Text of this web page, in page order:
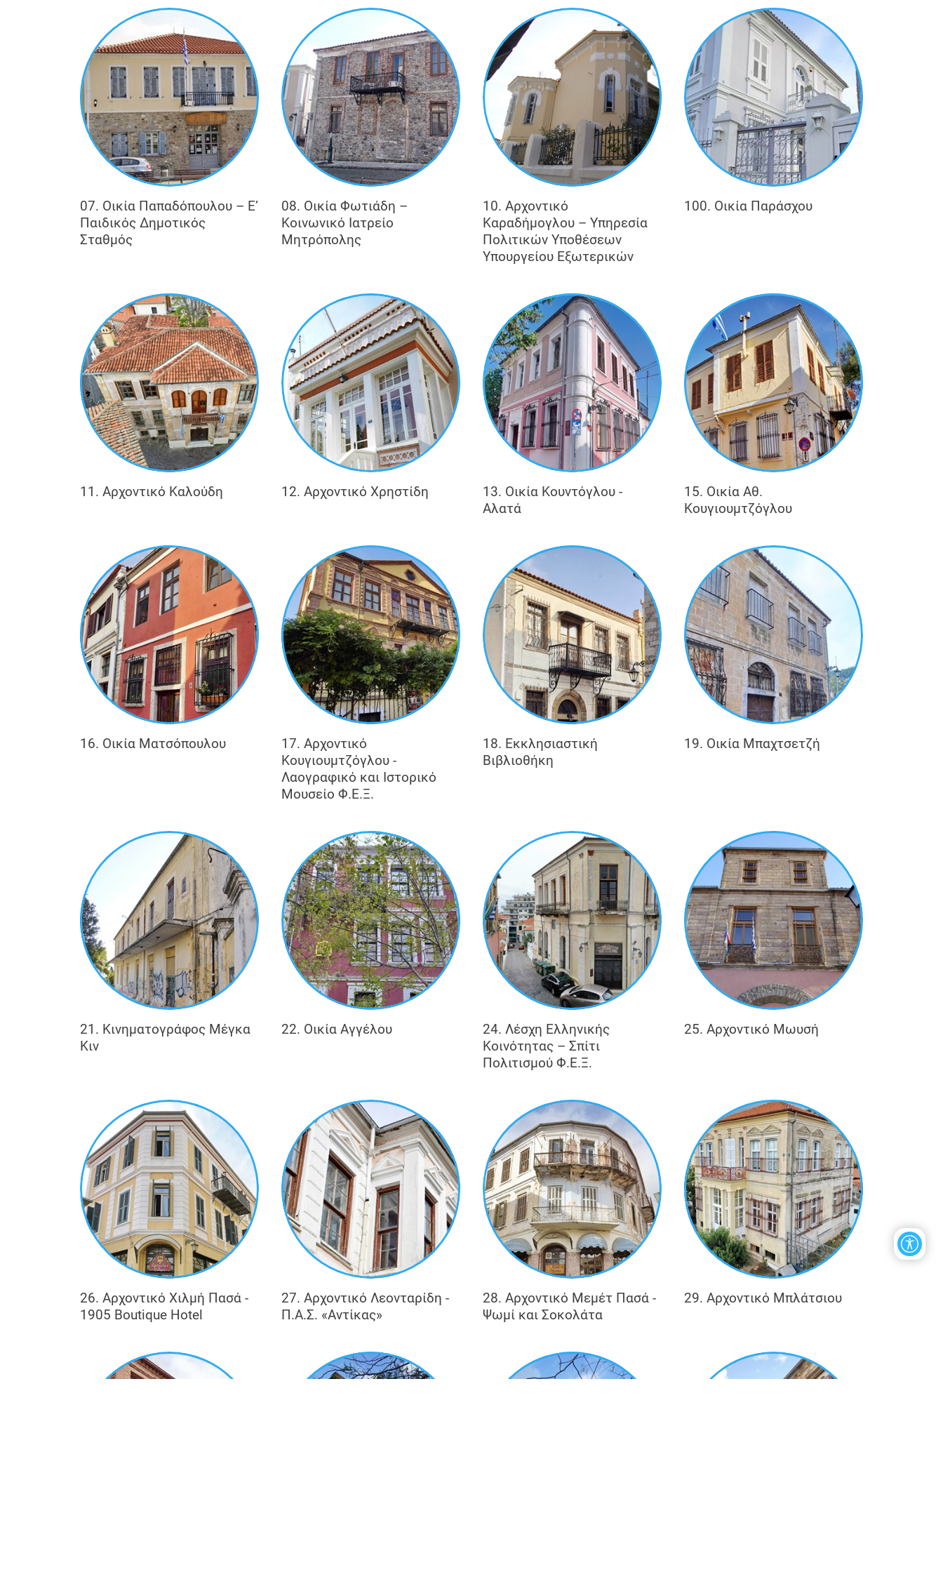
07. Οικία Παπαδόπουλου – Ε’
Παιδικός Δημοτικός
Σταθμός
08. Οικία Φωτιάδη –
Κοινωνικό Ιατρείο
Μητρόπολης
10. Αρχοντικό
Καραδήμογλου – Υπηρεσία
Πολιτικών Υποθέσεων
Υπουργείου Εξωτερικών
100. Οικία Παράσχου
11. Αρχοντικό Καλούδη 12. Αρχοντικό Χρηστίδη
13. Οικία Κουντόγλου -
Αλατά
15. Οικία Αθ.
Κουγιουμτζόγλου
16. Οικία Ματσόπουλου
17. Αρχοντικό
Κουγιουμτζόγλου -
Λαογραφικό και Ιστορικό
Μουσείο Φ.Ε.Ξ.
18. Εκκλησιαστική
Βιβλιοθήκη
19. Οικία Μπαχτσετζή
21. Κινηματογράφος Μέγκα
Κιν
22. Οικία Αγγέλου
24. Λέσχη Ελληνικής
Κοινότητας – Σπίτι
Πολιτισμού Φ.Ε.Ξ.
25. Αρχοντικό Μωυσή
26. Αρχοντικό Χιλμή Πασά -
1905 Boutique Hotel
27. Αρχοντικό Λεονταρίδη -
Π.Α.Σ. «Αντίκας»
28. Αρχοντικό Μεμέτ Πασά -
Ψωμί και Σοκολάτα
29. Αρχοντικό Μπλάτσιου